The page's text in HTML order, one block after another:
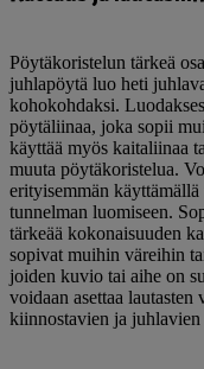
Pöytäkoristelun tärkeä
juhlapöytä luo heti
kohokohdaksi.
pöytäliinaa, joka sopii
käyttää myös kaitaliinaa
muuta pöytäkoristelua.
erityisemmän
tunnelman luomiseen.
tärkeää kokonaisuuden
sopivat muihin väreihin
joiden kuvio tai aihe on
voidaan asettaa
kiinnostavien ja